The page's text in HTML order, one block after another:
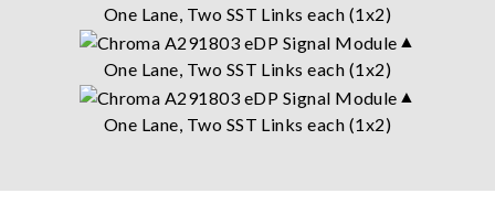
One Lane, Two SST Links each (1x2)
▲
One Lane, Two SST Links each (1x2)
▲
One Lane, Two SST Links each (1x2)